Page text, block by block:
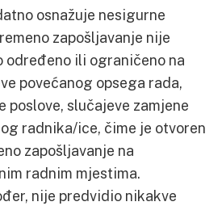
osnažuje nesigurne
zapošljavanje nije
određeno ili ograničeno na
povećanog opsega rada,
poslove, slučajeve zamjene
radnika/ice, čime je otvoren
zapošljavanje na
radnim mjestima.
nije predvidio nikakve